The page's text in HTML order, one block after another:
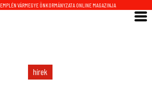
VÁRMEGYE ÖNKORMÁNYZATA ONLINE MAGAZINJA
hírek